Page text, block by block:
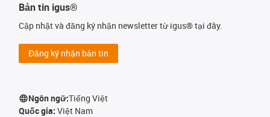
Bản tin igus®
Cập nhật và đăng ký nhận newsletter từ igus® tại đây.
Đăng ký nhận bản tin
Ngôn ngữ:Tiếng Việt
Quốc gia: Việt Nam